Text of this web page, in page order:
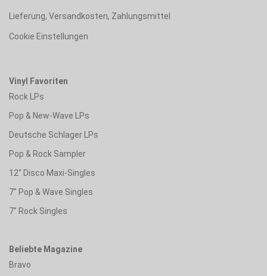
Lieferung, Versandkosten, Zahlungsmittel
Cookie Einstellungen
Vinyl Favoriten
Rock LPs
Pop & New-Wave LPs
Deutsche Schlager LPs
Pop & Rock Sampler
12" Disco Maxi-Singles
7" Pop & Wave Singles
7" Rock Singles
Beliebte Magazine
Bravo